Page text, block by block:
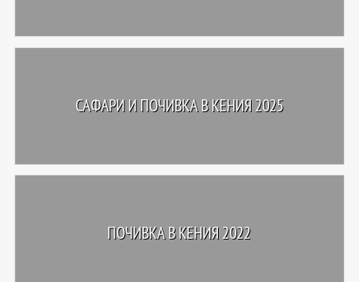
САФАРИ И ПОЧИВКА В КЕНИЯ 2025
ПОЧИВКА В КЕНИЯ 2022